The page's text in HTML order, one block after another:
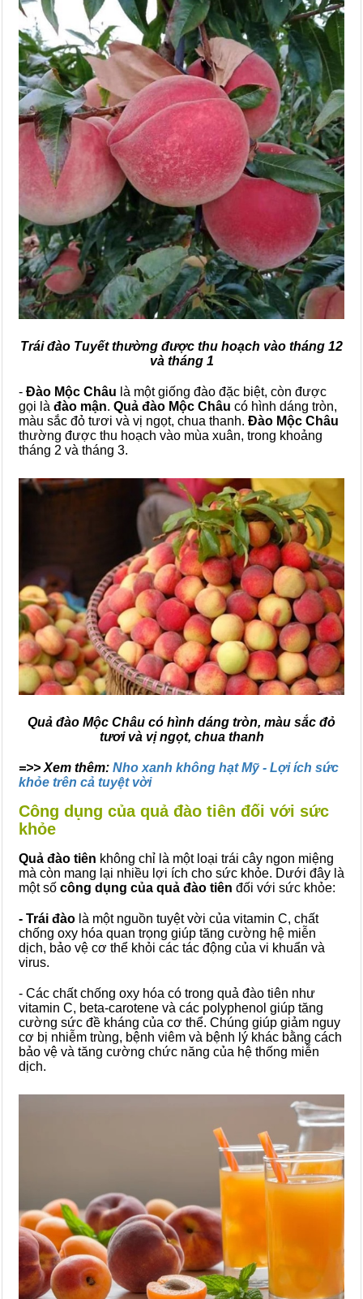
Trái đào Tuyết thường được thu hoạch vào tháng 12
và tháng 1
- Đào Mộc Châu là một giống đào đặc biệt, còn được
gọi là đào mận. Quả đào Mộc Châu có hình dáng tròn,
màu sắc đỏ tươi và vị ngọt, chua thanh. Đào Mộc Châu
thường được thu hoạch vào mùa xuân, trong khoảng
tháng 2 và tháng 3.
Quả đào Mộc Châu có hình dáng tròn, màu sắc đỏ
tươi và vị ngọt, chua thanh
=>> Xem thêm: Nho xanh không hạt Mỹ - Lợi ích sức
khỏe trên cả tuyệt vời
Công dụng của quả đào tiên đối với sức
khỏe
Quả đào tiên không chỉ là một loại trái cây ngon miệng
mà còn mang lại nhiều lợi ích cho sức khỏe. Dưới đây là
một số công dụng của quả đào tiên đối với sức khỏe:
- Trái đào là một nguồn tuyệt vời của vitamin C, chất
chống oxy hóa quan trọng giúp tăng cường hệ miễn
dịch, bảo vệ cơ thể khỏi các tác động của vi khuẩn và
virus.
- Các chất chống oxy hóa có trong quả đào tiên như
vitamin C, beta-carotene và các polyphenol giúp tăng
cường sức đề kháng của cơ thể. Chúng giúp giảm nguy
cơ bị nhiễm trùng, bệnh viêm và bệnh lý khác bằng cách
bảo vệ và tăng cường chức năng của hệ thống miễn
dịch.